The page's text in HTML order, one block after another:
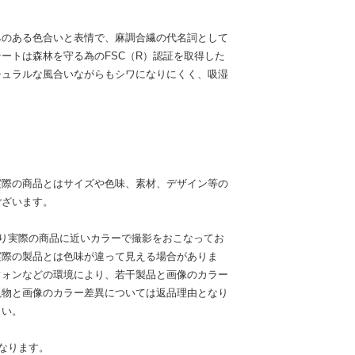
ある色合いと表情で、麻調合繊の代名詞として
トは森林を守る為のFSC（R）認証を取得した
ラルな風合いながらもシワになりにくく、吸湿
の商品とはサイズや色味、素材、デザイン等の
います。
実際の商品に近いカラーで撮影をおこなってお
の製品とは色味が違って見える場合がありま
ンなどの環境により、若干製品と画像のカラー
と画像のカラー差異については返品理由となり
。
ります。